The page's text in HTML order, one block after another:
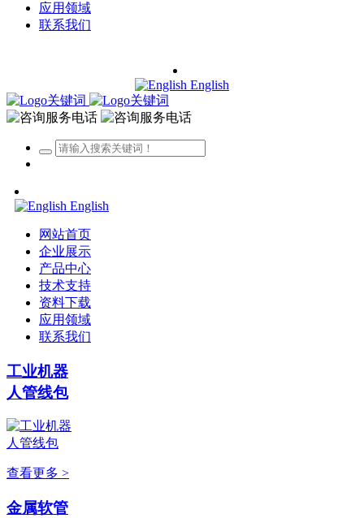
应用领域
联系我们
English
English
网站首页
企业展示
产品中心
技术支持
资料下载
应用领域
联系我们
工业机器
人管线包
查看更多 >
金属软管